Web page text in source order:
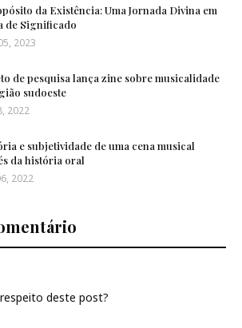
da Existência: Uma Jornada Divina em
de Significado
2023
de pesquisa lança zine sobre musicalidade
sudoeste
2022
e subjetividade de uma cena musical
da história oral
2022
deste post?